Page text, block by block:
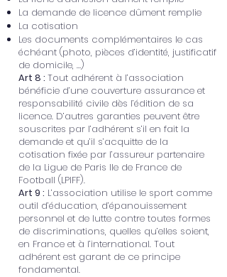
La demande de licence dûment remplie
La cotisation
Les documents complémentaires le cas
échéant (photo, pièces d’identité, justificatif
de domicile, …)
Art 8 : Tout adhérent à l’association
bénéficie d’une couverture assurance et
responsabilité civile dès l’édition de sa
licence. D’autres garanties peuvent être
souscrites par l’adhérent s’il en fait la
demande et qu’il s’acquitte de la
cotisation fixée par l’assureur partenaire
de la Ligue de Paris Ile de France de
Football (LPIFF).
Art 9 : L’association utilise le sport comme
outil d’éducation, d’épanouissement
personnel et de lutte contre toutes formes
de discriminations, quelles qu’elles soient,
en France et à l’international. Tout
adhérent est garant de ce principe
fondamental.